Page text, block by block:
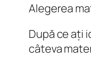
Alegerea
După ce ați
câteva